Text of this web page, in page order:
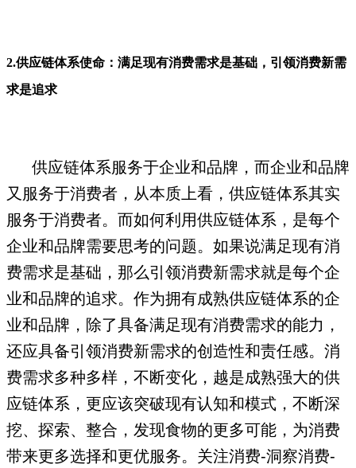
2.供应链体系使命：满足现有消费需求是基础，引领消费新需
求是追求
供应链体系服务于企业和品牌，而企业和品牌
又服务于消费者，从本质上看，供应链体系其实
服务于消费者。而如何利用供应链体系，是每个
企业和品牌需要思考的问题。如果说满足现有消
费需求是基础，那么引领消费新需求就是每个企
业和品牌的追求。作为拥有成熟供应链体系的企
业和品牌，除了具备满足现有消费需求的能力，
还应具备引领消费新需求的创造性和责任感。消
费需求多种多样，不断变化，越是成熟强大的供
应链体系，更应该突破现有认知和模式，不断深
挖、探索、整合，发现食物的更多可能，为消费
带来更多选择和更优服务。关注消费-洞察消费-